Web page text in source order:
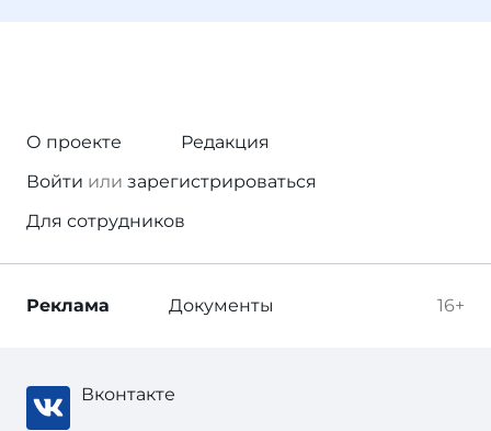
О проекте
Редакция
Войти или зарегистрироваться
Для сотрудников
16+
Реклама Документы
Вконтакте